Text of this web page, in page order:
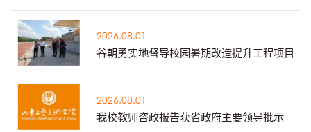
2026.08.01
谷朝勇实地督导校园暑期改造提升工程项目
2026.08.01
我校教师咨政报告获省政府主要领导批示